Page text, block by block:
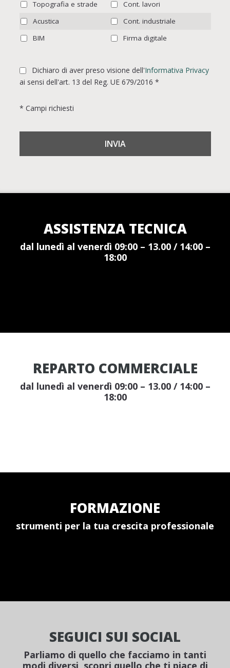
Topografia e strade
Cont. lavori
Acustica
Cont. industriale
BIM
Firma digitale
Dichiaro di aver preso visione dell'Informativa Privacy
ai sensi dell'art. 13 del Reg. UE 679/2016 *
* Campi richiesti
ASSISTENZA TECNICA
dal lunedì al venerdì 09:00 – 13.00 / 14:00 –
18:00
REPARTO COMMERCIALE
dal lunedì al venerdì 09:00 – 13.00 / 14:00 –
18:00
FORMAZIONE
strumenti per la tua crescita professionale
SEGUICI SUI SOCIAL
Parliamo di quello che facciamo in tanti
modi diversi, scopri quello che ti piace di